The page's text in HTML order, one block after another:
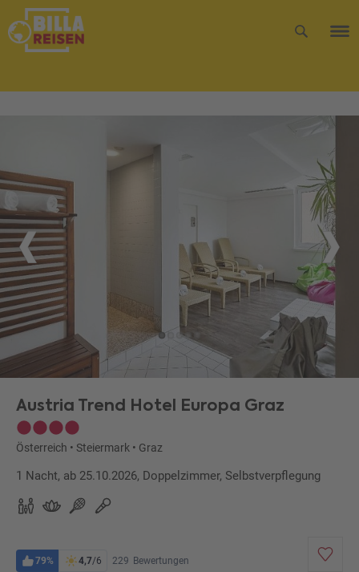
Austria Trend Hotel Europa Graz
Österreich • Steiermark • Graz
1 Nacht, ab 25.10.2026, Doppelzimmer, Selbstverpflegung
79% 4,7/6 229 Bewertungen